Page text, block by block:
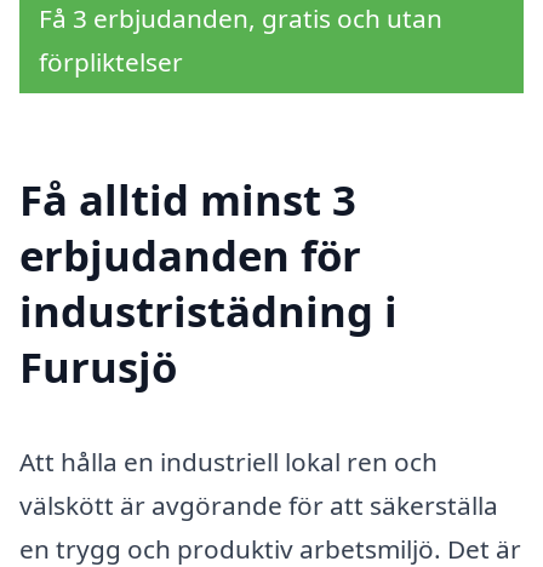
Få 3 erbjudanden, gratis och utan
förpliktelser
Få alltid minst 3
erbjudanden för
industristädning i
Furusjö
Att hålla en industriell lokal ren och
välskött är avgörande för att säkerställa
en trygg och produktiv arbetsmiljö. Det är